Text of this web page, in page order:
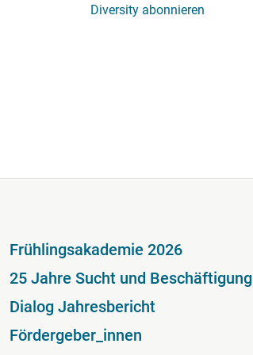
Diversity abonnieren
Fußzeile
Frühlingsakademie 2026
25 Jahre Sucht und Beschäftigung
Dialog Jahresbericht
Fördergeber_innen